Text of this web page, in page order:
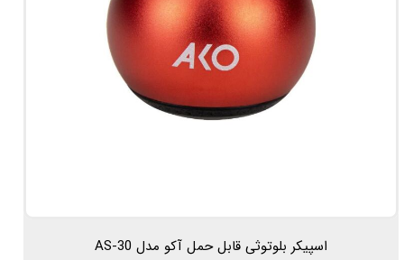
اسپیکر بلوتوثی قابل حمل آکو مدل AS-30